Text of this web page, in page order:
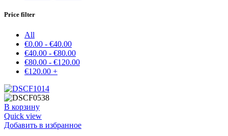
Price filter
All
€0.00 - €40.00
€40.00 - €80.00
€80.00 - €120.00
€120.00 +
В корзину
Quick view
Добавить в избранное